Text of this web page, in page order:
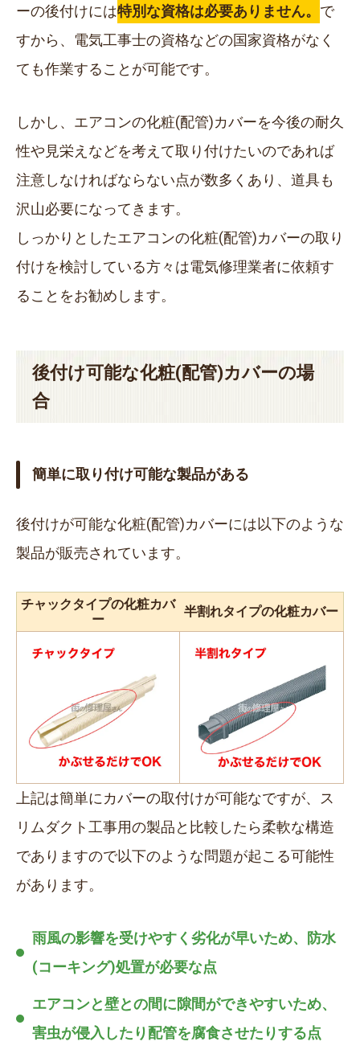
ーの後付けには特別な資格は必要ありません。 で
すから、電気工事士の資格などの国家資格がなく
ても作業することが可能です。
しかし、エアコンの化粧(配管)カバーを今後の耐久
性や見栄えなどを考えて取り付けたいのであれば
注意しなければならない点が数多くあり、道具も
沢山必要になってきます。
しっかりとしたエアコンの化粧(配管)カバーの取り
付けを検討している方々は電気修理業者に依頼す
ることをお勧めします。
後付け可能な化粧(配管)カバーの場
合
簡単に取り付け可能な製品がある
後付けが可能な化粧(配管)カバーには以下のような
製品が販売されています。
チャックタイプの化粧カバ
ー
半割れタイプの化粧カバー
上記は簡単にカバーの取付けが可能なですが、ス
リムダクト工事用の製品と比較したら柔軟な構造
でありますので以下のような問題が起こる可能性
があります。
雨風の影響を受けやすく劣化が早いため、防水
(コーキング)処置が必要な点
エアコンと壁との間に隙間ができやすいため、
害虫が侵入したり配管を腐食させたりする点